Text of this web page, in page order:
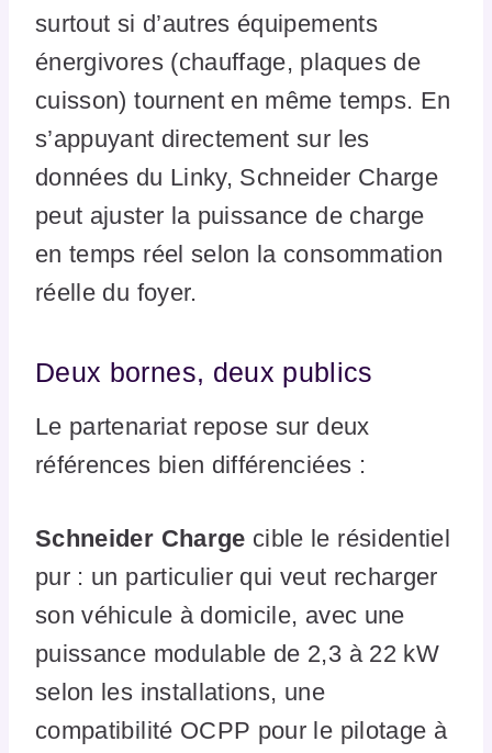
surtout si d’autres équipements
énergivores (chauffage, plaques de
cuisson) tournent en même temps. En
s’appuyant directement sur les
données du Linky, Schneider Charge
peut ajuster la puissance de charge
en temps réel selon la consommation
réelle du foyer.
Deux bornes, deux publics
Le partenariat repose sur deux
références bien différenciées :
Schneider Charge cible le résidentiel
pur : un particulier qui veut recharger
son véhicule à domicile, avec une
puissance modulable de 2,3 à 22 kW
selon les installations, une
compatibilité OCPP pour le pilotage à